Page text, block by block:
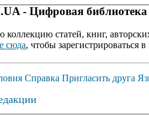
- Цифровая библиотека
коллекцию статей, книг,
сюда, чтобы зарегистрироваться в
Справка Пригласить друга